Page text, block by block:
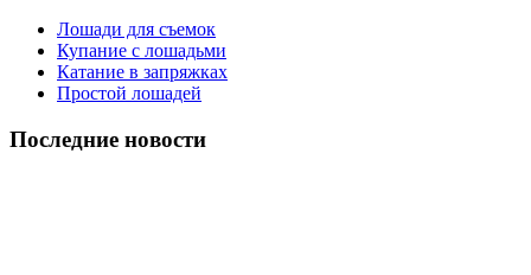
Лошади для съемок
Купание с лошадьми
Катание в запряжках
Простой лошадей
Последние новости